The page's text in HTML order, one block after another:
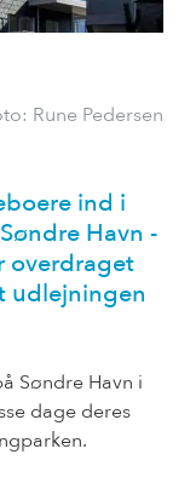
Rune Pedersen
ind i
Havn -
overdraget
udlejningen
Søndre Havn i
dage deres